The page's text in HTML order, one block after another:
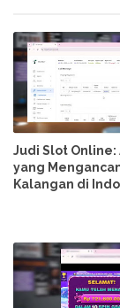
Judi Slot Online:
yang
Kalangan di